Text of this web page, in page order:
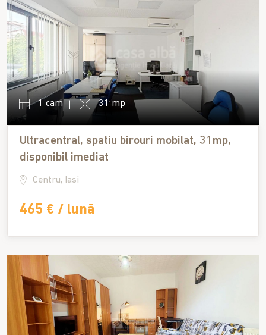
1 cam 31 mp
Ultracentral, spatiu birouri mobilat, 31mp,
disponibil imediat
Centru, Iasi
465 € / lună